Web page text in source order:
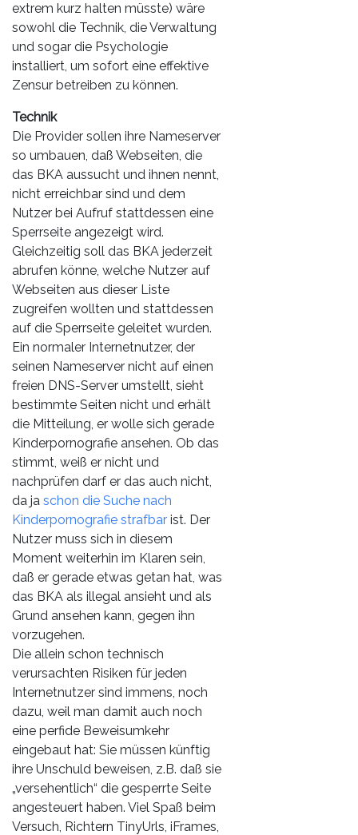
extrem kurz halten müsste) wäre
sowohl die Technik, die Verwaltung
und sogar die Psychologie
installiert, um sofort eine effektive
Zensur betreiben zu können.
Technik
Die Provider sollen ihre Nameserver
so umbauen, daß Webseiten, die
das BKA aussucht und ihnen nennt,
nicht erreichbar sind und dem
Nutzer bei Aufruf stattdessen eine
Sperrseite angezeigt wird.
Gleichzeitig soll das BKA jederzeit
abrufen könne, welche Nutzer auf
Webseiten aus dieser Liste
zugreifen wollten und stattdessen
auf die Sperrseite geleitet wurden.
Ein normaler Internetnutzer, der
seinen Nameserver nicht auf einen
freien DNS-Server umstellt, sieht
bestimmte Seiten nicht und erhält
die Mitteilung, er wolle sich gerade
Kinderpornografie ansehen. Ob das
stimmt, weiß er nicht und
nachprüfen darf er das auch nicht,
da ja schon die Suche nach
Kinderpornografie strafbar ist. Der
Nutzer muss sich in diesem
Moment weiterhin im Klaren sein,
daß er gerade etwas getan hat, was
das BKA als illegal ansieht und als
Grund ansehen kann, gegen ihn
vorzugehen.
Die allein schon technisch
verursachten Risiken für jeden
Internetnutzer sind immens, noch
dazu, weil man damit auch noch
eine perfide Beweisumkehr
eingebaut hat: Sie müssen künftig
ihre Unschuld beweisen, z.B. daß sie
„versehentlich“ die gesperrte Seite
angesteuert haben. Viel Spaß beim
Versuch, Richtern TinyUrls, iFrames,